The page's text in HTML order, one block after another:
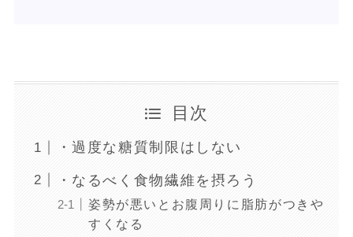
目次
・過度な糖質制限はしない
・なるべく食物繊維を摂ろう
姿勢が悪いとお腹周りに脂肪がつきや
すくなる